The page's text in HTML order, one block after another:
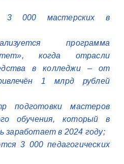
3 000 мастерских в
программа
когда отрасли
в колледжи – от
1 млрд рублей
подготовки мастеров
обучения, который в
заработает в 2024 году;
3 000 педагогических